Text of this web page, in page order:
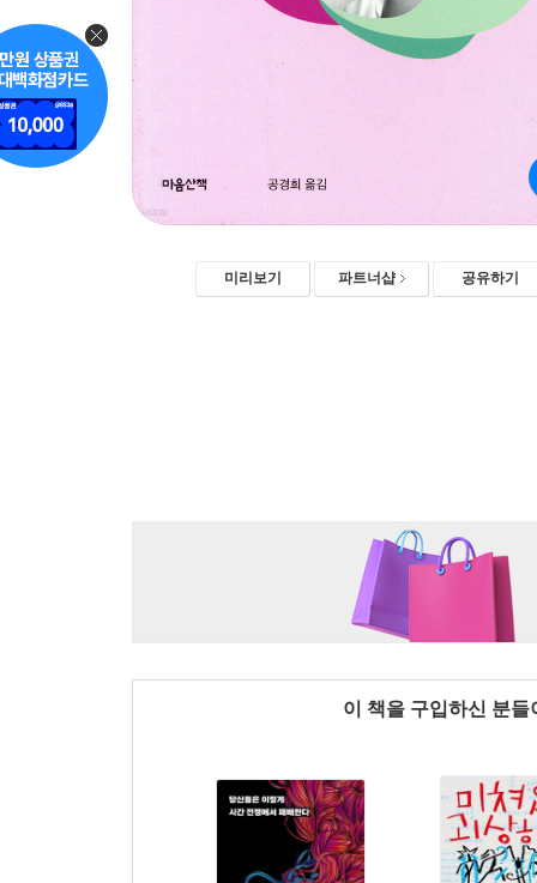
미리보기 파트너샵 공유하기
이 책을 구입하신 분